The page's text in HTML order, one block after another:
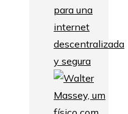
para una
internet
descentralizada
y segura